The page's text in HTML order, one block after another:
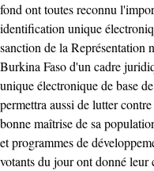
fond ont toutes reconnu
identification unique
sanction de la Représentation
Burkina Faso d'un cadre
unique électronique de base
permettra aussi de lutter
bonne maîtrise de sa
et programmes de
votants du jour ont donné leur